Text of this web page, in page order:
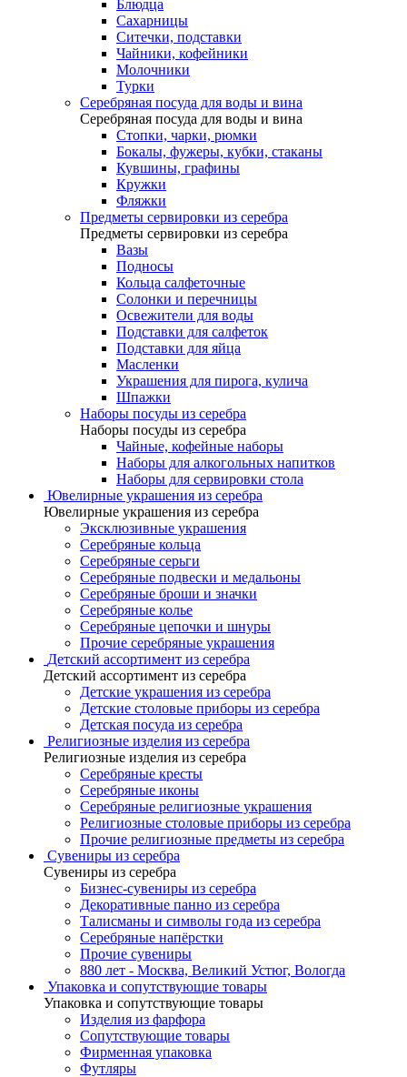
Блюдца
Сахарницы
Ситечки, подставки
Чайники, кофейники
Молочники
Турки
Серебряная посуда для воды и вина
Серебряная посуда для воды и вина
Стопки, чарки, рюмки
Бокалы, фужеры, кубки, стаканы
Кувшины, графины
Кружки
Фляжки
Предметы сервировки из серебра
Предметы сервировки из серебра
Вазы
Подносы
Кольца салфеточные
Солонки и перечницы
Освежители для воды
Подставки для салфеток
Подставки для яйца
Масленки
Украшения для пирога, кулича
Шпажки
Наборы посуды из серебра
Наборы посуды из серебра
Чайные, кофейные наборы
Наборы для алкогольных напитков
Наборы для сервировки стола
Ювелирные украшения из серебра
Ювелирные украшения из серебра
Эксклюзивные украшения
Серебряные кольца
Серебряные серьги
Серебряные подвески и медальоны
Серебряные броши и значки
Серебряные колье
Серебряные цепочки и шнуры
Прочие серебряные украшения
Детский ассортимент из серебра
Детский ассортимент из серебра
Детские украшения из серебра
Детские столовые приборы из серебра
Детская посуда из серебра
Религиозные изделия из серебра
Религиозные изделия из серебра
Серебряные кресты
Серебряные иконы
Серебряные религиозные украшения
Религиозные столовые приборы из серебра
Прочие религиозные предметы из серебра
Сувениры из серебра
Сувениры из серебра
Бизнес-сувениры из серебра
Декоративные панно из серебра
Талисманы и символы года из серебра
Серебряные напёрстки
Прочие сувениры
880 лет - Москва, Великий Устюг, Вологда
Упаковка и сопутствующие товары
Упаковка и сопутствующие товары
Изделия из фарфора
Сопутствующие товары
Фирменная упаковка
Футляры